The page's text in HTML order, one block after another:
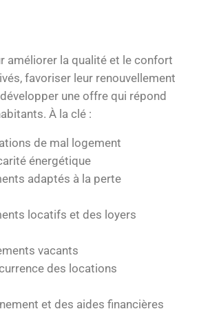
améliorer la qualité et le confort
favoriser leur renouvellement
une offre qui répond
À la clé :
de mal logement
énergétique
adaptés à la perte
locatifs et des loyers
vacants
des locations
et des aides financières